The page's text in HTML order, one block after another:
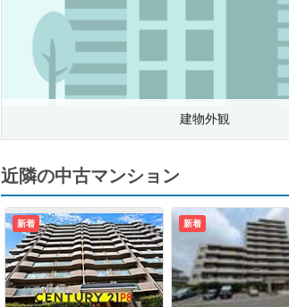
建物外観
近隣の中古マンション
新着 新着